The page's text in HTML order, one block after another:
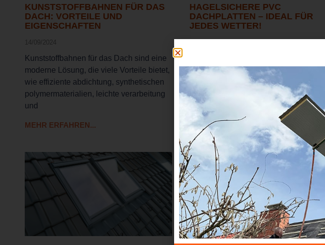
KUNSTSTOFFBAHNEN FÜR DAS
DACH: VORTEILE UND
EIGENSCHAFTEN
14/09/2024
Kunststoffbahnen für das Dach sind eine
moderne Lösung, die viele Vorteile bietet,
wie effiziente abdichtung, synthetischen
polymermaterialien, leichte verarbeitung
und
MEHR ERFAHREN...
HAGELSICHERE PVC
DACHPLATTEN – IDEAL FÜR
JEDES WETTER!
Lösung für jeden, der nach einer
hagelfesten Option sucht. Diese Platten
MEHR ERFAHREN...